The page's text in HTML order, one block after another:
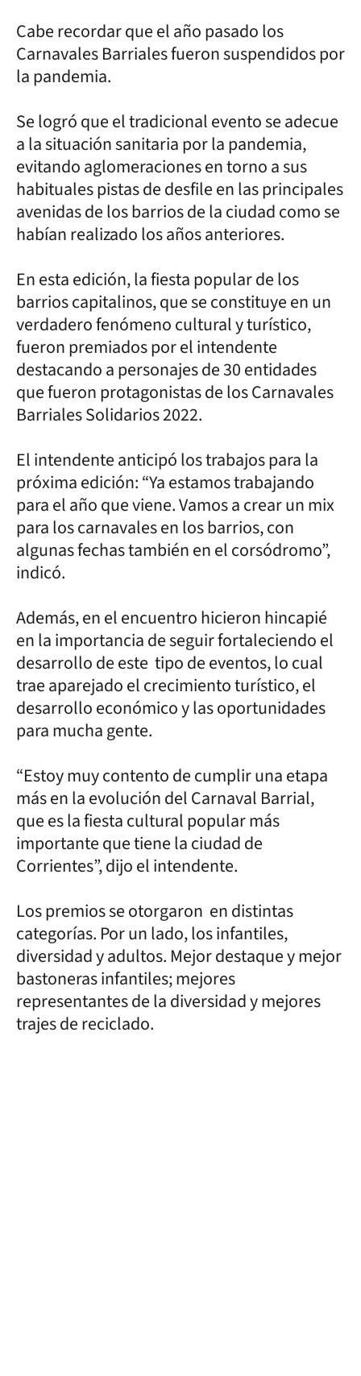
Cabe recordar que el año pasado los
Carnavales Barriales fueron suspendidos por
la pandemia.
Se logró que el tradicional evento se adecue
a la situación sanitaria por la pandemia,
evitando aglomeraciones en torno a sus
habituales pistas de desfile en las principales
avenidas de los barrios de la ciudad como se
habían realizado los años anteriores.
En esta edición, la fiesta popular de los
barrios capitalinos, que se constituye en un
verdadero fenómeno cultural y turístico,
fueron premiados por el intendente
destacando a personajes de 30 entidades
que fueron protagonistas de los Carnavales
Barriales Solidarios 2022.
El intendente anticipó los trabajos para la
próxima edición: “Ya estamos trabajando
para el año que viene. Vamos a crear un mix
para los carnavales en los barrios, con
algunas fechas también en el corsódromo”,
indicó.
Además, en el encuentro hicieron hincapié
en la importancia de seguir fortaleciendo el
desarrollo de este tipo de eventos, lo cual
trae aparejado el crecimiento turístico, el
desarrollo económico y las oportunidades
para mucha gente.
“Estoy muy contento de cumplir una etapa
más en la evolución del Carnaval Barrial,
que es la fiesta cultural popular más
importante que tiene la ciudad de
Corrientes”, dijo el intendente.
Los premios se otorgaron en distintas
categorías. Por un lado, los infantiles,
diversidad y adultos. Mejor destaque y mejor
bastoneras infantiles; mejores
representantes de la diversidad y mejores
trajes de reciclado.